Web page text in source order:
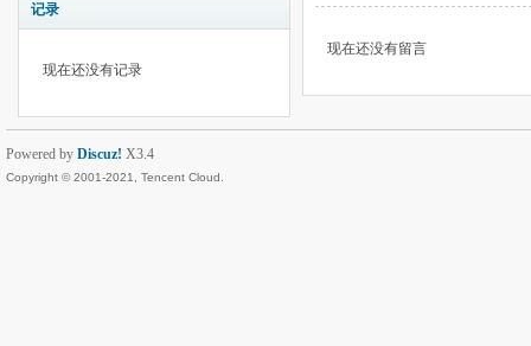
记录
现在还没有记录
现在还没有留言
Powered by Discuz! X3.4
Copyright © 2001-2021, Tencent Cloud.